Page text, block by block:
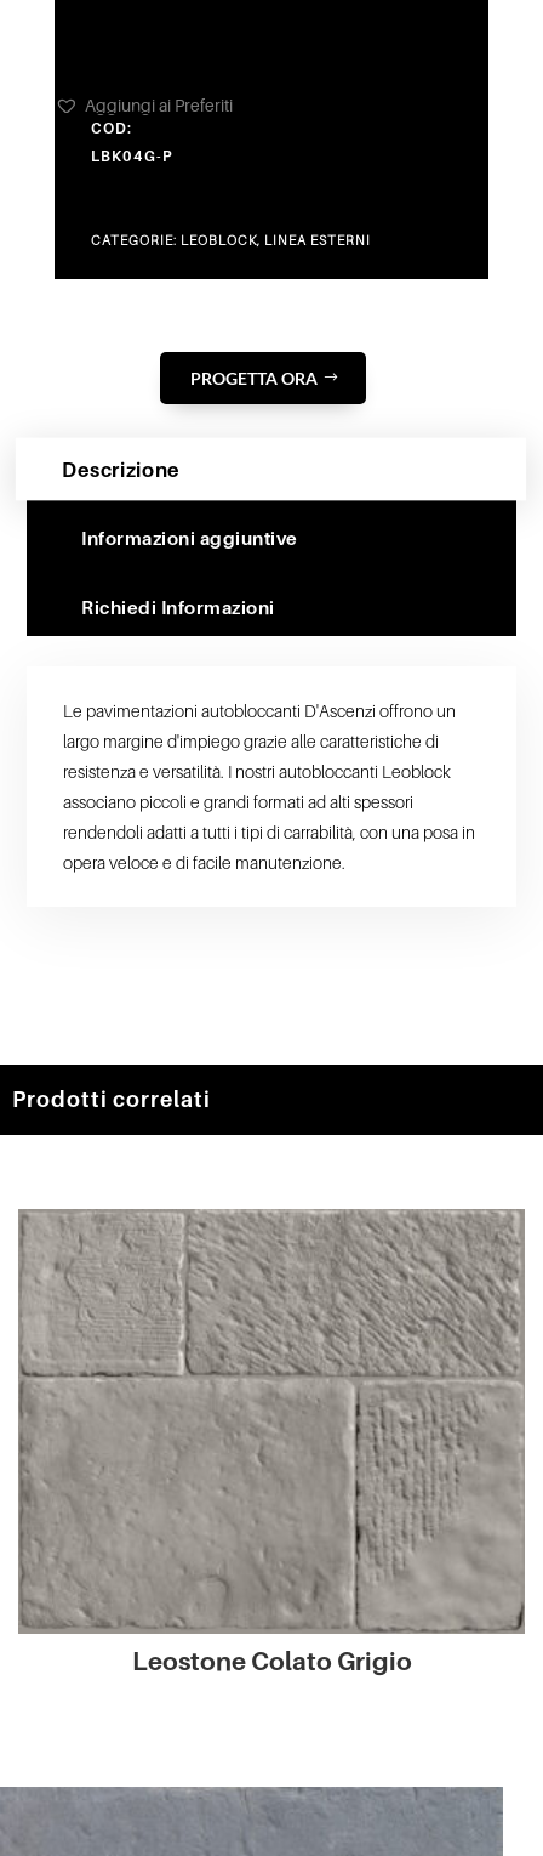
Aggiungi ai Preferiti
COD:
LBK04G-P
CATEGORIE: LEOBLOCK, LINEA ESTERNI
PROGETTA ORA
Descrizione
Informazioni aggiuntive
Richiedi Informazioni
Le pavimentazioni autobloccanti D'Ascenzi offrono un
largo margine d'impiego grazie alle caratteristiche di
resistenza e versatilità. I nostri autobloccanti Leoblock
associano piccoli e grandi formati ad alti spessori
rendendoli adatti a tutti i tipi di carrabilità, con una posa in
opera veloce e di facile manutenzione.
Prodotti correlati
Leostone Colato Grigio